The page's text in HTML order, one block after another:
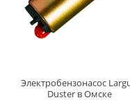
Электробензонасос
Duster в Омске